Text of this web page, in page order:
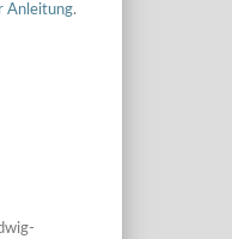
Anleitung.